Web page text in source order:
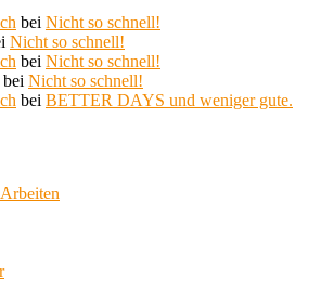
bei Nicht so schnell!
Nicht so schnell!
bei Nicht so schnell!
bei Nicht so schnell!
bei BETTER DAYS und weniger gute.